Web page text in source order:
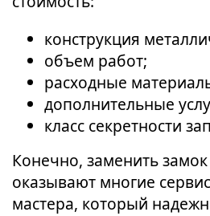
конструкция
объем работ;
расходные
дополнительные
класс секретности
Конечно, заменить
оказывают многие
мастера, который